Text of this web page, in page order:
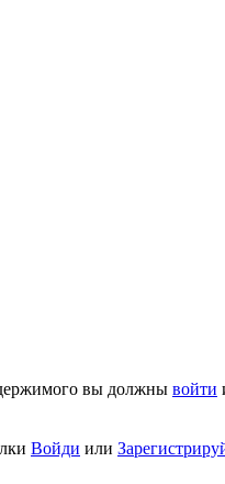
вы должны войти
Войди или